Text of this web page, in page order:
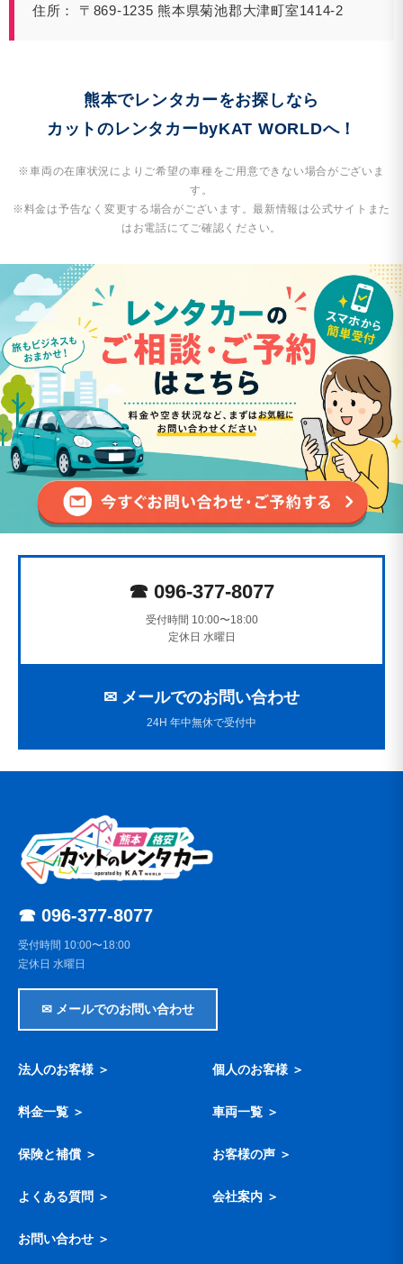
住所： 〒869-1235 熊本県菊池郡大津町室1414-2
熊本でレンタカーをお探しなら
カットのレンタカーbyKAT WORLDへ！
※車両の在庫状況によりご希望の車種をご用意できない場合がございま
す。
※料金は予告なく変更する場合がございます。最新情報は公式サイトまた
はお電話にてご確認ください。
☎ 096-377-8077
受付時間 10:00〜18:00
定休日 水曜日
✉ メールでのお問い合わせ
24H 年中無休で受付中
☎ 096-377-8077
受付時間 10:00〜18:00
定休日 水曜日
✉ メールでのお問い合わせ
法人のお客様 ＞ 個人のお客様 ＞
料金一覧 ＞ 車両一覧 ＞
保険と補償 ＞ お客様の声 ＞
よくある質問 ＞ 会社案内 ＞
お問い合わせ ＞